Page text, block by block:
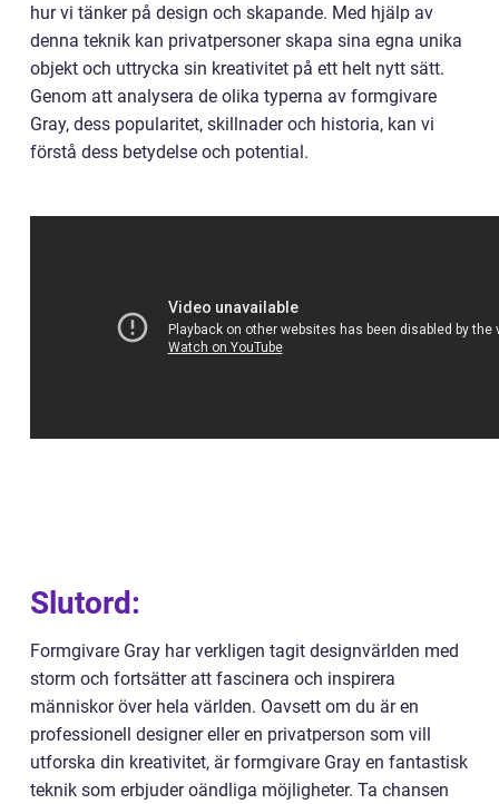
hur vi tänker på design och skapande. Med hjälp av
denna teknik kan privatpersoner skapa sina egna unika
objekt och uttrycka sin kreativitet på ett helt nytt sätt.
Genom att analysera de olika typerna av formgivare
Gray, dess popularitet, skillnader och historia, kan vi
förstå dess betydelse och potential.
Slutord:
Formgivare Gray har verkligen tagit designvärlden med
storm och fortsätter att fascinera och inspirera
människor över hela världen. Oavsett om du är en
professionell designer eller en privatperson som vill
utforska din kreativitet, är formgivare Gray en fantastisk
teknik som erbjuder oändliga möjligheter. Ta chansen